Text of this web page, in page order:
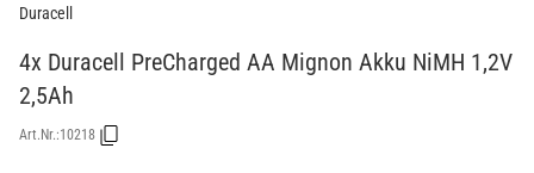
Duracell
4x Duracell PreCharged AA Mignon Akku NiMH 1,2V
2,5Ah
Art.Nr.:10218